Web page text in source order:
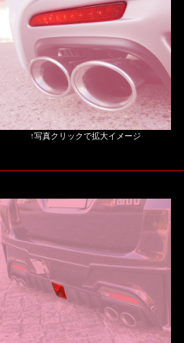
↑写真クリックで拡大イメージ